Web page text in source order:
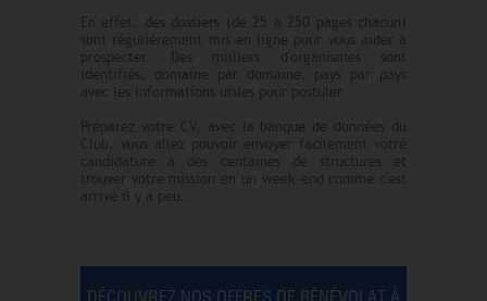
En effet, des dossiers (de 25 à 250 pages chacun)
sont régulièrement mis en ligne pour vous aider à
prospecter. Des milliers d'organismes sont
identifiés, domaine par domaine, pays par pays
avec les informations utiles pour postuler.
Préparez votre CV, avec la banque de données du
Club, vous allez pouvoir envoyer facilement votre
candidature à des centaines de structures et
trouver votre mission en un week-end comme c'est
arrivé il y a peu...